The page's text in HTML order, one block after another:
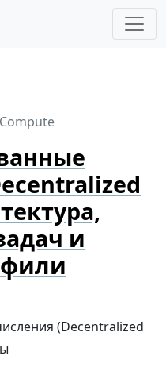
и
(Decentralized